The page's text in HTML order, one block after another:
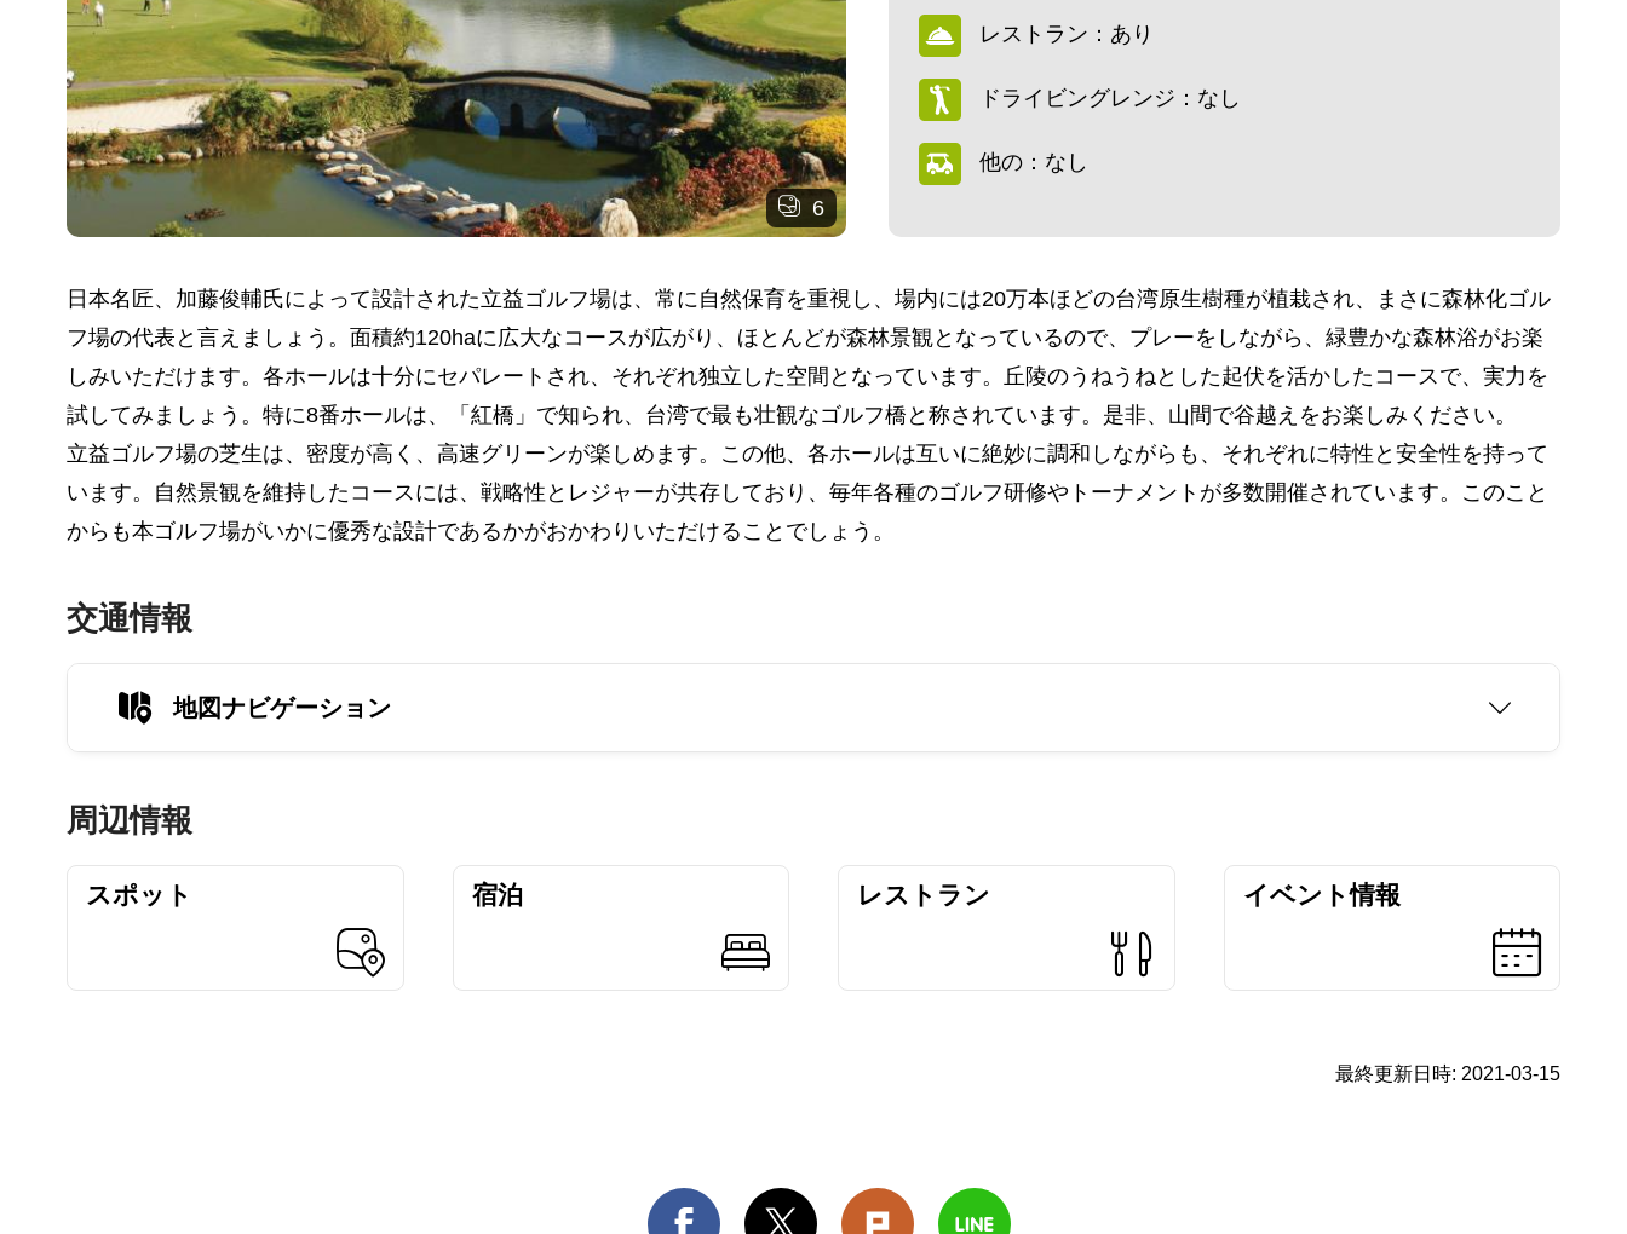
6
レストラン：あり
ドライビングレンジ：なし
他の：なし
日本名匠、加藤俊輔氏によって設計された立益ゴルフ場は、常に自然保育を重視し、場内には20万本ほどの台湾原生樹種が植栽され、まさに森林化ゴル
フ場の代表と言えましょう。面積約120haに広大なコースが広がり、ほとんどが森林景観となっているので、プレーをしながら、緑豊かな森林浴がお楽
しみいただけます。各ホールは十分にセパレートされ、それぞれ独立した空間となっています。丘陵のうねうねとした起伏を活かしたコースで、実力を
試してみましょう。特に8番ホールは、「紅橋」で知られ、台湾で最も壮観なゴルフ橋と称されています。是非、山間で谷越えをお楽しみください。
立益ゴルフ場の芝生は、密度が高く、高速グリーンが楽しめます。この他、各ホールは互いに絶妙に調和しながらも、それぞれに特性と安全性を持って
います。自然景観を維持したコースには、戦略性とレジャーが共存しており、毎年各種のゴルフ研修やトーナメントが多数開催されています。このこと
からも本ゴルフ場がいかに優秀な設計であるかがおかわりいただけることでしょう。
交通情報
地図ナビゲーション
周辺情報
スポット 宿泊 レストラン イベント情報
最終更新日時: 2021-03-15